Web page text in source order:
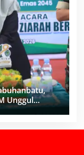
Unggul